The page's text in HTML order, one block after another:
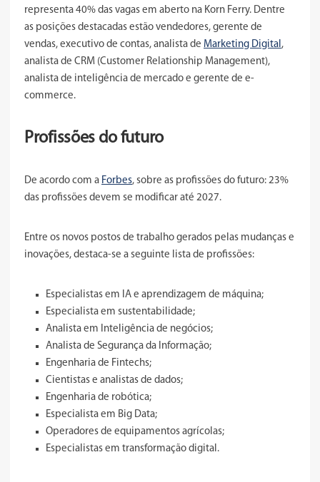
representa 40% das vagas em aberto na Korn Ferry. Dentre
as posições destacadas estão vendedores, gerente de
vendas, executivo de contas, analista de Marketing Digital,
analista de CRM (Customer Relationship Management),
analista de inteligência de mercado e gerente de e-
commerce.
Profissões do futuro
De acordo com a Forbes, sobre as profissões do futuro: 23%
das profissões devem se modificar até 2027.
Entre os novos postos de trabalho gerados pelas mudanças e
inovações, destaca-se a seguinte lista de profissões:
Especialistas em IA e aprendizagem de máquina;
Especialista em sustentabilidade;
Analista em Inteligência de negócios;
Analista de Segurança da Informação;
Engenharia de Fintechs;
Cientistas e analistas de dados;
Engenharia de robótica;
Especialista em Big Data;
Operadores de equipamentos agrícolas;
Especialistas em transformação digital.